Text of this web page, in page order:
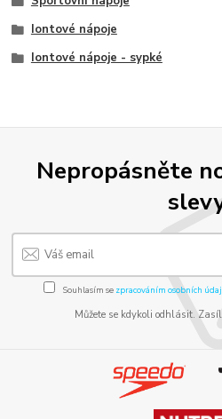
Iontové nápoje
Iontové nápoje - sypké
Nepropásněte
Souhlasím se zpracováním osobních
Můžete se kdykoli odhlásit.